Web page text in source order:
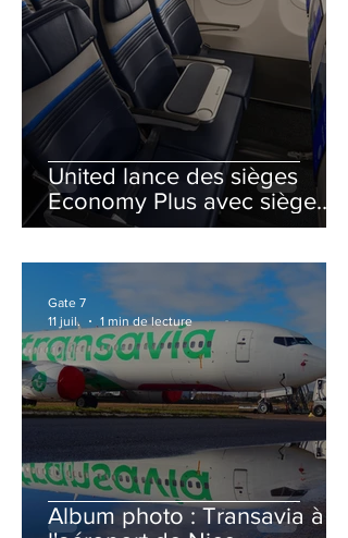
United lance des sièges
Economy Plus avec siège
central neutralisé
Album photo : Transavia à
Gate 7
11 juil.
1 min de lecture